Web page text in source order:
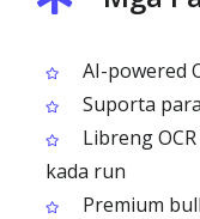
AI-powered
Suporta
Libreng
kada run
Premium